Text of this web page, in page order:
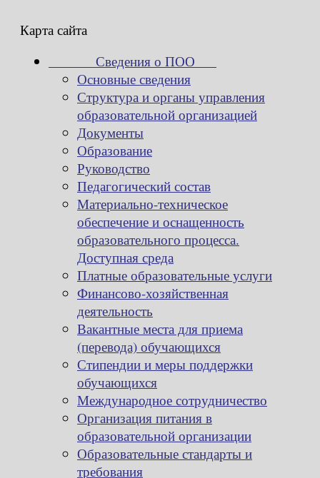
Карта сайта
Сведения о ПОО
Основные сведения
Структура и органы управления
образовательной организацией
Документы
Образование
Руководство
Педагогический состав
Материально-техническое
обеспечение и оснащенность
образовательного процесса.
Доступная среда
Платные образовательные услуги
Финансово-хозяйственная
деятельность
Вакантные места для приема
(перевода) обучающихся
Стипендии и меры поддержки
обучающихся
Международное сотрудничество
Организация питания в
образовательной организации
Образовательные стандарты и
требования